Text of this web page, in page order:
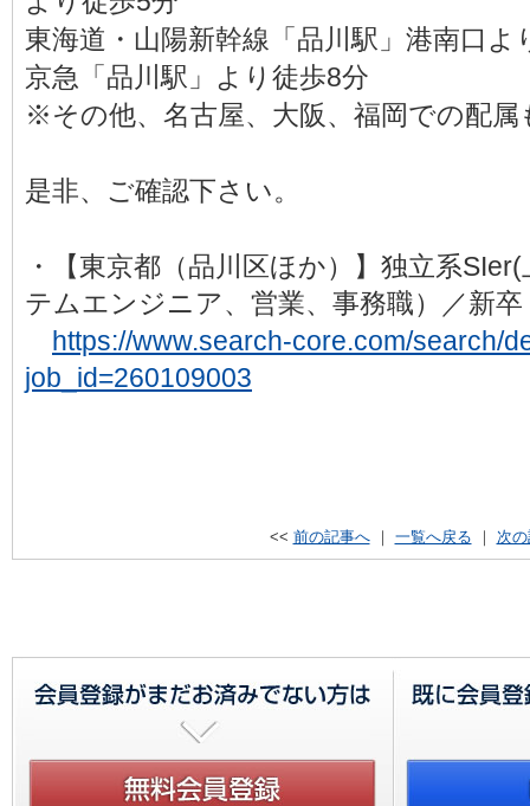
東海道・山陽新幹線「品川駅」港南口よ
京急「品川駅」より徒歩8分
※その他、名古屋、大阪、福岡での配属
是非、ご確認下さい。
・【東京都（品川区ほか）】独立系
テムエンジニア、営業、事務職）／新卒
https://www.search-core.com/search/
job_id=260109003
<< 前の記事へ｜ 一覧へ戻る ｜ 次